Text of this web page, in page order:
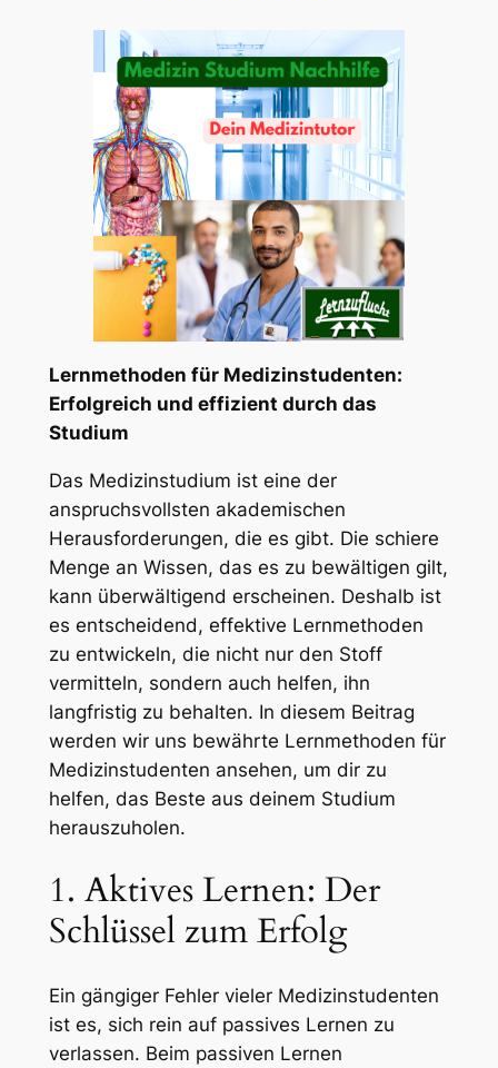
Lernmethoden für Medizinstudenten:
Erfolgreich und effizient durch das
Studium
Das Medizinstudium ist eine der
anspruchsvollsten akademischen
Herausforderungen, die es gibt. Die schiere
Menge an Wissen, das es zu bewältigen gilt,
kann überwältigend erscheinen. Deshalb ist
es entscheidend, effektive Lernmethoden
zu entwickeln, die nicht nur den Stoff
vermitteln, sondern auch helfen, ihn
langfristig zu behalten. In diesem Beitrag
werden wir uns bewährte Lernmethoden für
Medizinstudenten ansehen, um dir zu
helfen, das Beste aus deinem Studium
herauszuholen.
1. Aktives Lernen: Der
Schlüssel zum Erfolg
Ein gängiger Fehler vieler Medizinstudenten
ist es, sich rein auf passives Lernen zu
verlassen. Beim passiven Lernen